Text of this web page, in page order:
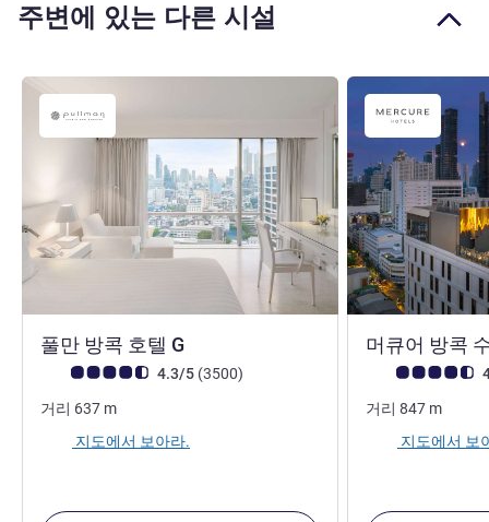
주변에 있는 다른 시설
풀만 방콕 호텔 G
고객 평점 (ALL 평가)4.3/5 (3500리뷰
)
거리 637 m
지도에서 보아라.
머큐어 방콕
고객 평점 (ALL 평
거리 847 m
지도에서 보